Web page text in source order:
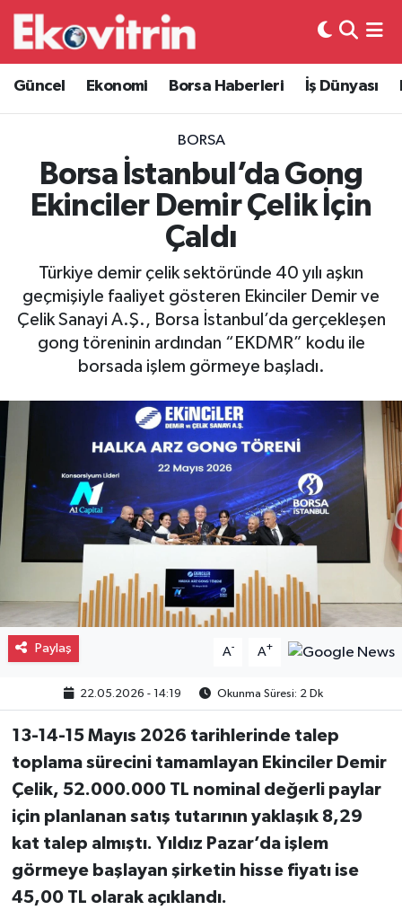
Güncel Ekonomi Borsa Haberleri İş Dünyası
BORSA
Borsa İstanbul’da Gong
Ekinciler Demir Çelik İçin
Çaldı
Türkiye demir çelik sektöründe 40 yılı aşkın
geçmişiyle faaliyet gösteren Ekinciler Demir ve
Çelik Sanayi A.Ş., Borsa İstanbul’da gerçekleşen
gong töreninin ardından “EKDMR” kodu ile
borsada işlem görmeye başladı.
Paylaş A- A+
22.05.2026 - 14:19 Okunma Süresi: 2 Dk
13-14-15 Mayıs 2026 tarihlerinde talep
toplama sürecini tamamlayan Ekinciler Demir
Çelik, 52.000.000 TL nominal değerli paylar
için planlanan satış tutarının yaklaşık 8,29
kat talep almıştı. Yıldız Pazar’da işlem
görmeye başlayan şirketin hisse fiyatı ise
45,00 TL olarak açıklandı.
Güncel
Ekonomi
Borsa Haberleri
İş Dünyası
Otovitrin
Asayiş
Spor
Hava Durumu
Trafik Durumu
Süper Lig Puan Durumu ve Fikstür
Tüm Manşetler
Son Dakika Haberleri
Haber Arşivi